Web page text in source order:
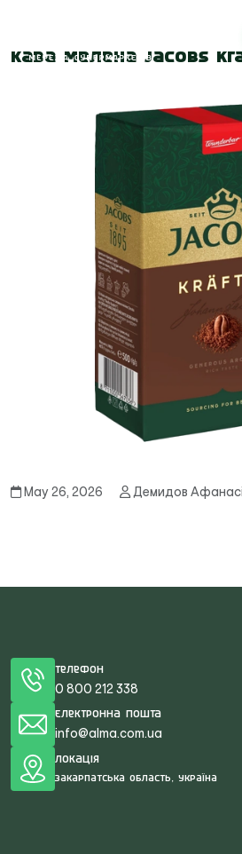
Кава мелена Jacobs
May 26, 2026 Демидов
Телефон
0 800 212 338
Електронна пошта
info@alma.com.ua
Локація
Закарпатська область, Україна